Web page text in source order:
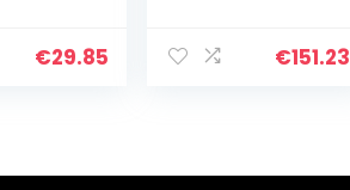
|
€29.85
Organizer, voor
Sterk,
€151.23